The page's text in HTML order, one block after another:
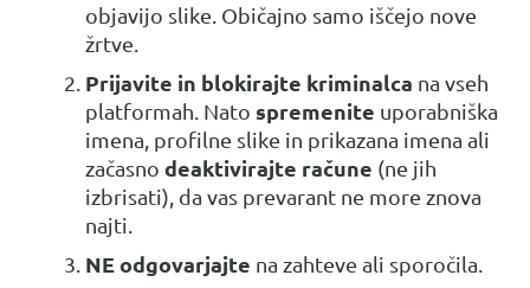
objavijo slike. Običajno samo iščejo nove
žrtve.
Prijavite in blokirajte kriminalca na vseh
platformah. Nato spremenite uporabniška
imena, profilne slike in prikazana imena ali
začasno deaktivirajte račune (ne jih
izbrisati), da vas prevarant ne more znova
najti.
NE odgovarjajte na zahteve ali sporočila.